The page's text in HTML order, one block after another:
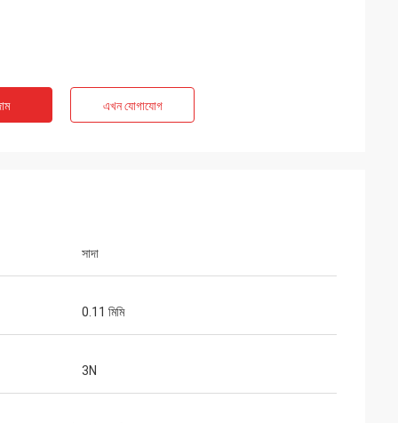
ধরে সহযোগিতা করি,
তারা সময় প্রসবের
এখন যোগাযোগ
সাদা
0.11 মিমি
3N